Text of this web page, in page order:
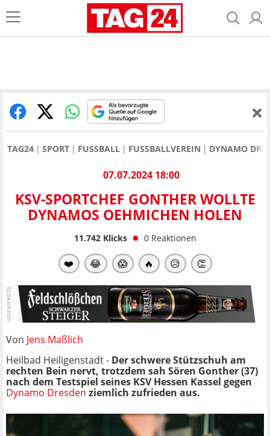
TAG24 SPORT FUSSBALL FUSSBALLVEREIN DYNAMO
07.07.2024 18:00
KSV-SPORTCHEF GONTHER WOLLTE
DYNAMOS OEHMICHEN HOLEN
11.742Klicks 0 Reaktionen
❤️ 😂 😱 🔥 😥 👏
Von Jens Maßlich
Heilbad Heiligenstadt - Der schwere Stützschuh am
rechten Bein nervt, trotzdem sah Sören Gonther (37)
nach dem Testspiel seines KSV Hessen Kassel gegen
Dynamo Dresden ziemlich zufrieden aus.